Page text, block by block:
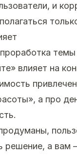
и
влияет на
а про
решение, а вам